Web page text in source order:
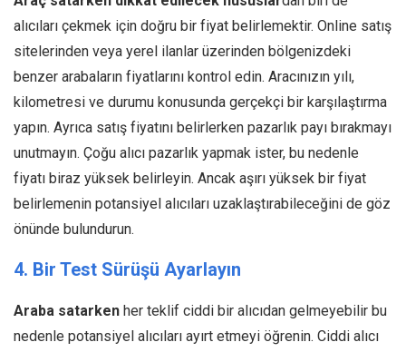
alıcıları çekmek için doğru bir fiyat belirlemektir. Online satış
sitelerinden veya yerel ilanlar üzerinden bölgenizdeki
benzer arabaların fiyatlarını kontrol edin. Aracınızın yılı,
kilometresi ve durumu konusunda gerçekçi bir karşılaştırma
yapın. Ayrıca satış fiyatını belirlerken pazarlık payı bırakmayı
unutmayın. Çoğu alıcı pazarlık yapmak ister, bu nedenle
fiyatı biraz yüksek belirleyin. Ancak aşırı yüksek bir fiyat
belirlemenin potansiyel alıcıları uzaklaştırabileceğini de göz
önünde bulundurun.
4. Bir Test Sürüşü Ayarlayın
Araba satarken her teklif ciddi bir alıcıdan gelmeyebilir bu
nedenle potansiyel alıcıları ayırt etmeyi öğrenin. Ciddi alıcı